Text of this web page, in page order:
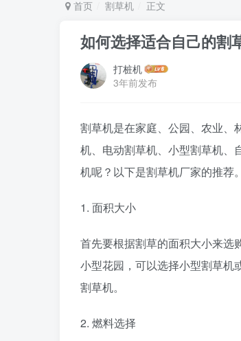
首页 割草机 正文
如何选择适合自己的
打桩机
3年前发布
割草机是在家庭、公园、农业、
机、电动割草机、小型割草机、
机呢？以下是割草机厂家的推荐。
1. 面积大小
首先要根据割草的面积大小来选
小型花园，可以选择小型割草机
割草机。
2. 燃料选择